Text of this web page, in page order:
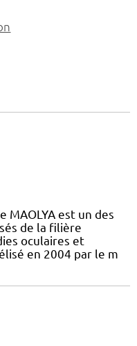
est un des
de la filière
oculaires et
en 2004 par le m